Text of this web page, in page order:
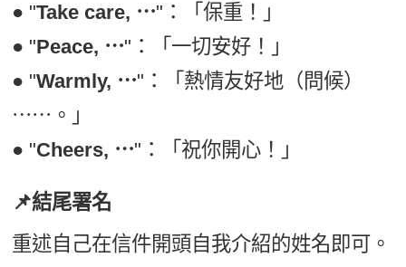
● "Take care, ⋯"：「保重！」
● "Peace, ⋯"：「一切安好！」
● "Warmly, ⋯"：「熱情友好地（問候）
⋯⋯。」
● "Cheers, ⋯"：「祝你開心！」
📌結尾署名
重述自己在信件開頭自我介紹的姓名即可。